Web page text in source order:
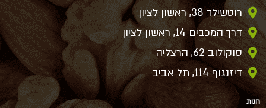
רוטשילד 38, ראשון לציון
דרך המכבים 14, ראשון לציון
סוקולוב 62, הרצליה
דיזנגוף 114, תל אביב
חנות